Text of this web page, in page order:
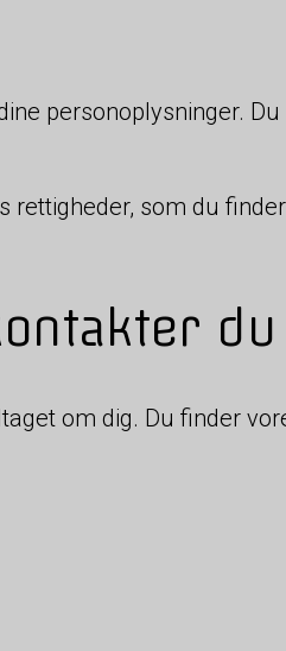
personoplysninger. Du
rettigheder, som du
du
om dig. Du finder